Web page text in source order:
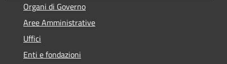
Organi di Governo
Aree Amministrative
Uffici
Enti e fondazioni